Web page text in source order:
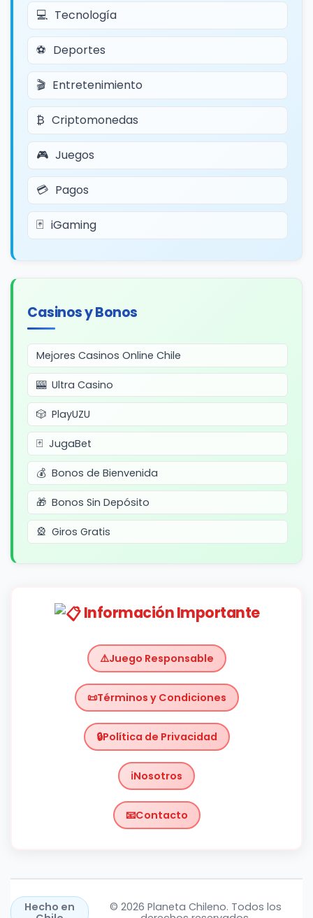
Tecnología
Deportes
Entretenimiento
Criptomonedas
Juegos
Pagos
iGaming
Casinos y Bonos
Mejores Casinos Online Chile
Ultra Casino
PlayUZU
JugaBet
Bonos de Bienvenida
Bonos Sin Depósito
Giros Gratis
Información Importante
Juego Responsable
Términos y Condiciones
Política de Privacidad
Nosotros
Contacto
Hecho en
© 2026 Planeta Chileno. Todos los